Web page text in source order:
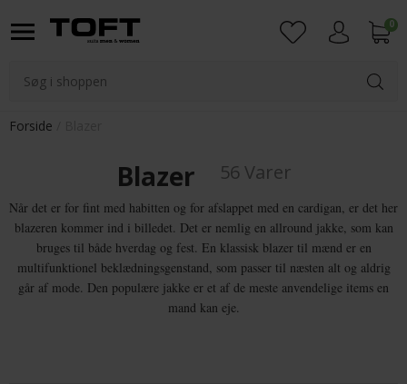
0
Forside
Blazer 56 Varer
Når det er for fint med habitten og for afslappet med en cardigan, er det her
blazeren kommer ind i billedet. Det er nemlig en allround jakke, som kan
bruges til både hverdag og fest. En klassisk blazer til mænd er en
multifunktionel beklædningsgenstand, som passer til næsten alt og aldrig
går af mode. Den populære jakke er et af de meste anvendelige items en
mand kan eje.